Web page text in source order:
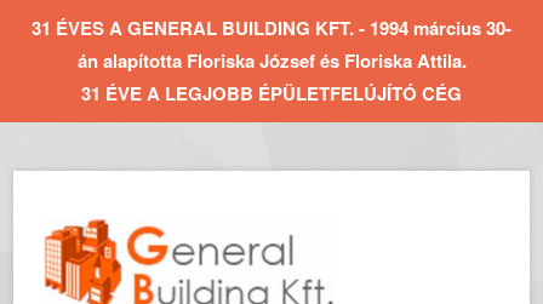
31 ÉVES A GENERAL BUILDING KFT. - 1994 március 30-
án alapította Floriska József és Floriska Attila.
31 ÉVE A LEGJOBB ÉPÜLETFELÚJÍTÓ CÉG